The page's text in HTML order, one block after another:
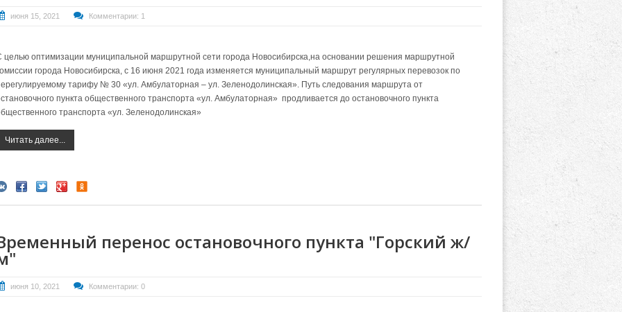
июня 15, 2021 Комментарии: 1
целью оптимизации муниципальной маршрутной сети города Новосибирска,на основании решения маршрутной
города Новосибирска, с 16 июня 2021 года изменяется муниципальный маршрут регулярных перевозок по
тарифу № 30 «ул. Амбулаторная – ул. Зеленодолинская». Путь следования маршрута от
пункта общественного транспорта «ул. Амбулаторная» продливается до остановочного пункта
транспорта «ул. Зеленодолинская»
Читать далее...
перенос остановочного пункта "Горский ж/
июня 10, 2021 Комментарии: 0